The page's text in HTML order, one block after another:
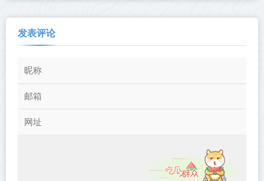
发表评论